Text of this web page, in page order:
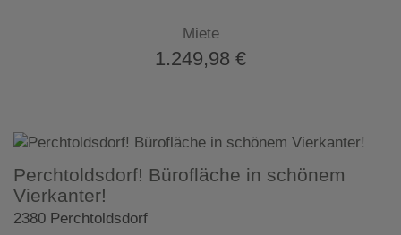
Miete
1.249,98 €
Perchtoldsdorf! Bürofläche in schönem
Vierkanter!
2380 Perchtoldsdorf